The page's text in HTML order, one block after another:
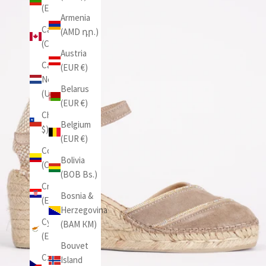
(EUR €)
Canada
(CAD $)
Caribbean
Netherlands
(USD $)
Chile (CLP
$)
Colombia
(COP $)
Croatia
(EUR €)
Cyprus
(EUR €)
Czechia
Armenia
(AMD դր.)
Austria
(EUR €)
Belarus
(EUR €)
Belgium
(EUR €)
Bolivia
(BOB Bs.)
Bosnia &
Herzegovina
(BAM КМ)
Bouvet
Island